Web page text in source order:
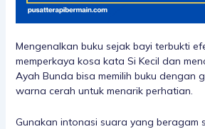
Mengenalkan buku sejak bayi terbukti
memperkaya kosa kata Si Kecil dan
Ayah Bunda bisa memilih buku dengan
warna cerah untuk menarik perhatian.
Gunakan intonasi suara yang beragam